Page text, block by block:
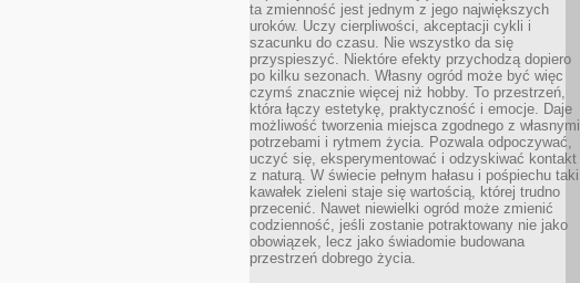
ta zmienność jest jednym z jego największych
uroków. Uczy cierpliwości, akceptacji cykli i
szacunku do czasu. Nie wszystko da się
przyspieszyć. Niektóre efekty przychodzą dopiero
po kilku sezonach. Własny ogród może być więc
czymś znacznie więcej niż hobby. To przestrzeń,
która łączy estetykę, praktyczność i emocje. Daje
możliwość tworzenia miejsca zgodnego z własnymi
potrzebami i rytmem życia. Pozwala odpoczywać,
uczyć się, eksperymentować i odzyskiwać kontakt
z naturą. W świecie pełnym hałasu i pośpiechu taki
kawałek zieleni staje się wartością, której trudno
przecenić. Nawet niewielki ogród może zmienić
codzienność, jeśli zostanie potraktowany nie jako
obowiązek, lecz jako świadomie budowana
przestrzeń dobrego życia.